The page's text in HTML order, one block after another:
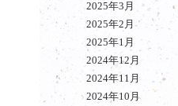
2025年3月
2025年2月
2025年1月
2024年12月
2024年11月
2024年10月